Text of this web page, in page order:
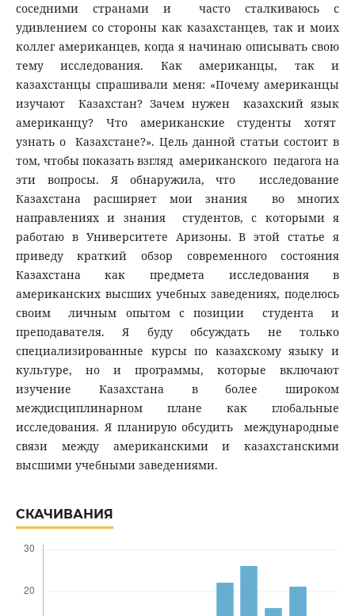
соседними странами и часто сталкиваюсь с
удивлением со стороны как казахстанцев, так и моих
коллег американцев, когда я начинаю описывать свою
тему исследования. Как американцы, так и
казахстанцы спрашивали меня: «Почему американцы
изучают Казахстан? Зачем нужен казахский язык
американцу? Что американские студенты хотят
узнать о Казахстане?». Цель данной статьи состоит в
том, чтобы показать взгляд американского педагога на
эти вопросы. Я обнаружила, что исследование
Казахстана расширяет мои знания во многих
направлениях и знания студентов, с которыми я
работаю в Университете Аризоны. В этой статье я
приведу краткий обзор современного состояния
Казахстана как предмета исследования в
американских высших учебных заведениях, поделюсь
своим личным опытом с позиции студента и
преподавателя. Я буду обсуждать не только
специализированные курсы по казахскому языку и
культуре, но и программы, которые включают
изучение Казахстана в более широком
междисциплинарном плане как глобальные
исследования. Я планирую обсудить международные
связи между американскими и казахстанскими
высшими учебными заведениями.
СКАЧИВАНИЯ